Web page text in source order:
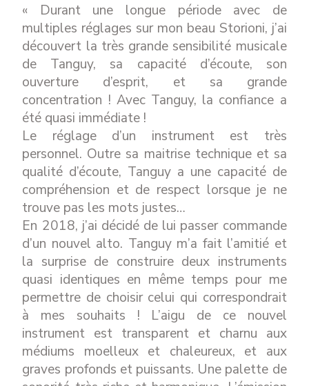
« Durant une longue période avec de
multiples réglages sur mon beau Storioni, j’ai
découvert la très grande sensibilité musicale
de Tanguy, sa capacité d’écoute, son
ouverture d’esprit, et sa grande
concentration ! Avec Tanguy, la confiance a
été quasi immédiate !
Le réglage d’un instrument est très
personnel. Outre sa maitrise technique et sa
qualité d’écoute, Tanguy a une capacité de
compréhension et de respect lorsque je ne
trouve pas les mots justes…
En 2018, j’ai décidé de lui passer commande
d’un nouvel alto. Tanguy m’a fait l’amitié et
la surprise de construire deux instruments
quasi identiques en même temps pour me
permettre de choisir celui qui correspondrait
à mes souhaits ! L’aigu de ce nouvel
instrument est transparent et charnu aux
médiums moelleux et chaleureux, et aux
graves profonds et puissants. Une palette de